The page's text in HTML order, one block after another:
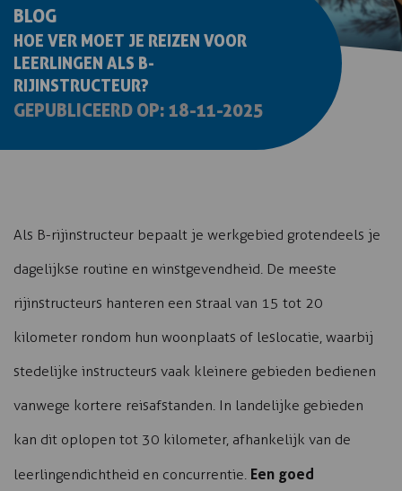
BLOG
HOE VER MOET JE REIZEN VOOR
LEERLINGEN ALS B-
RIJINSTRUCTEUR?
GEPUBLICEERD OP: 18-11-2025
Als B-rijinstructeur bepaalt je werkgebied grotendeels je
dagelijkse routine en winstgevendheid. De meeste
rijinstructeurs hanteren een straal van 15 tot 20
kilometer rondom hun woonplaats of leslocatie, waarbij
stedelijke instructeurs vaak kleinere gebieden bedienen
vanwege kortere reisafstanden. In landelijke gebieden
kan dit oplopen tot 30 kilometer, afhankelijk van de
leerlingendichtheid en concurrentie. Een goed